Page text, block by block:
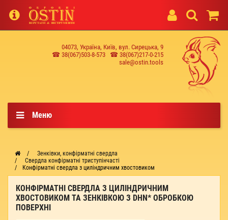
04073, Україна, Київ, вул. Сирецька, 9
☎ 38(067)503-8-573
☎ 38(067)217-0-215
sale@ostin.tools
Меню
Зенківки, конфірматні свердла
Свердла конфірматні триступінчасті
Конфірматні свердла з циліндричним хвостовиком
КОНФІРМАТНІ СВЕРДЛА З ЦИЛІНДРИЧНИМ
ХВОСТОВИКОМ ТА ЗЕНКІВКОЮ З DHN* ОБРОБКОЮ
ПОВЕРХНІ